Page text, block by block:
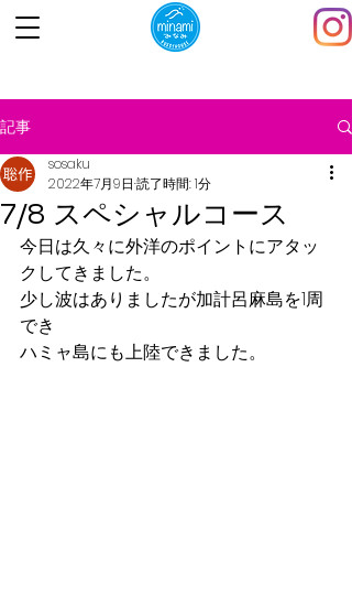
記事
7/8 スペシャルコース
sosaku
2022年7月9日 読了時間: 1分
今日は久々に外洋のポイントにアタッ
クしてきました。
少し波はありましたが加計呂麻島を1周
でき
ハミャ島にも上陸できました。